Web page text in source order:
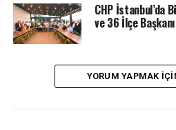
“Biz Birlikte
birliği” ve “uyum”
paylaşım, siyasi kulislerde
yorumlandı. Paylaşımda,
CHP İstanbul’da
ve 36 İlçe
YORUM YAPMAK